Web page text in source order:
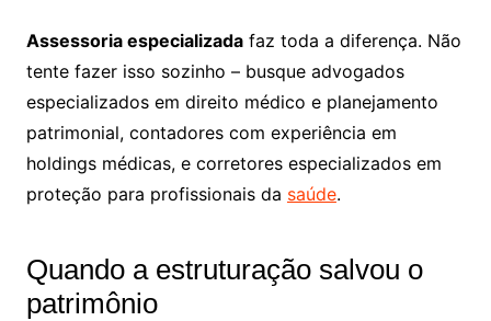
Assessoria especializadafaz toda a diferença. Não
tente fazer isso sozinho – busque advogados
especializados em direito médico e planejamento
patrimonial, contadores com experiência em
holdings médicas, e corretores especializados em
proteção para profissionais da saúde.
Quando a estruturação salvou o
patrimônio